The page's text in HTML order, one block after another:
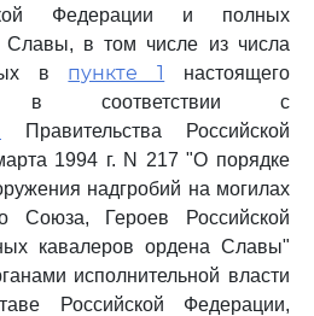
Федерации и полных
Славы, в том числе из числа
в пункте 1
настоящего
в соответствии с
Правительства Российской
1994 г. N 217 "О порядке
надгробий на могилах
Союза, Героев Российской
кавалеров ордена Славы"
исполнительной власти
Российской Федерации,